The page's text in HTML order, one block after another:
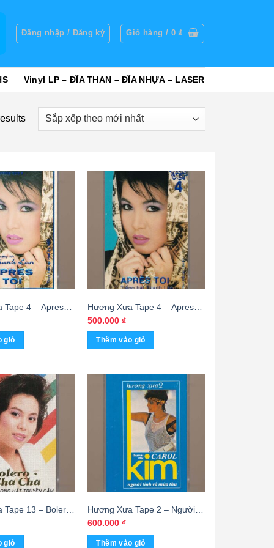
Đăng nhập / Đăng ký Giỏ hàng / 0₫
Vinyl LP – ĐĨA THAN – ĐĨA NHỰA – LASER
Tape 4 – Apres
giỏ
Hương Xưa Tape 4 – Apres
Toi – Thanh Lan (Băng Trắng)
KGTUS
500.000 ₫
Thêm vào giỏ
Tape 13 – Bolero
(Băng Đen)
giỏ
Hương Xưa Tape 2 – Người
Tình Và Mùa Thu – Carol Kim
(KGTUS)
600.000 ₫
Thêm vào giỏ